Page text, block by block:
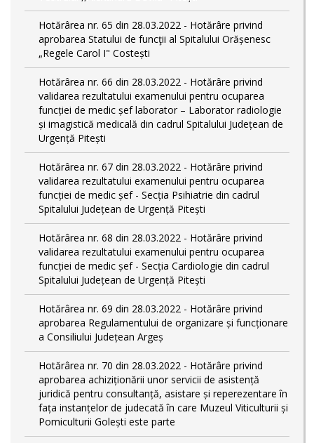
Hotărârea nr. 65 din 28.03.2022 - Hotărâre privind
aprobarea Statului de funcţii al Spitalului Orășenesc
„Regele Carol I" Costești
Hotărârea nr. 66 din 28.03.2022 - Hotărâre privind
validarea rezultatului examenului pentru ocuparea
funcției de medic șef laborator – Laborator radiologie
și imagistică medicală din cadrul Spitalului Județean de
Urgență Pitești
Hotărârea nr. 67 din 28.03.2022 - Hotărâre privind
validarea rezultatului examenului pentru ocuparea
funcției de medic șef - Secția Psihiatrie din cadrul
Spitalului Județean de Urgență Pitești
Hotărârea nr. 68 din 28.03.2022 - Hotărâre privind
validarea rezultatului examenului pentru ocuparea
funcției de medic șef - Secția Cardiologie din cadrul
Spitalului Județean de Urgență Pitești
Hotărârea nr. 69 din 28.03.2022 - Hotărâre privind
aprobarea Regulamentului de organizare și funcționare
a Consiliului Județean Argeș
Hotărârea nr. 70 din 28.03.2022 - Hotărâre privind
aprobarea achiziționării unor servicii de asistență
juridică pentru consultanță, asistare și reperezentare în
fața instanțelor de judecată în care Muzeul Viticulturii și
Pomiculturii Golești este parte